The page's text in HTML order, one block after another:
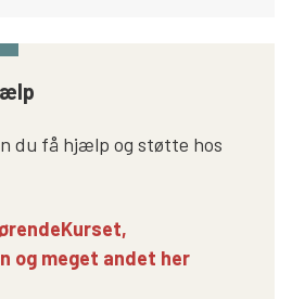
du få hjælp og støtte hos
og meget andet her